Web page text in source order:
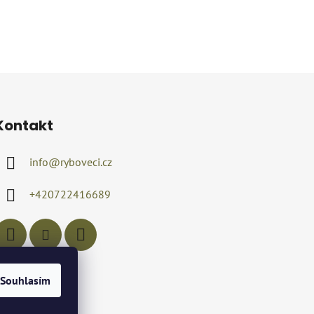
Souhlasím
info@ryboveci.cz
+420722416689